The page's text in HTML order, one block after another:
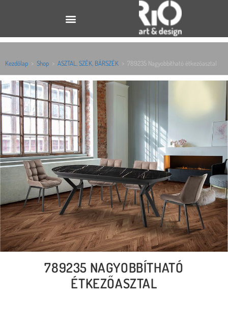
Kezdőlap > Shop > ASZTAL, SZÉK, BÁRSZÉK > 789235 Nagyobbítható étkezőasztal
789235 NAGYOBBÍTHATÓ
ÉTKEZŐASZTAL